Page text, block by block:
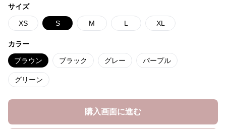
サイズ
XS S M L XL
カラー
ブラウン ブラック グレー パープル
グリーン
購入画面に進む